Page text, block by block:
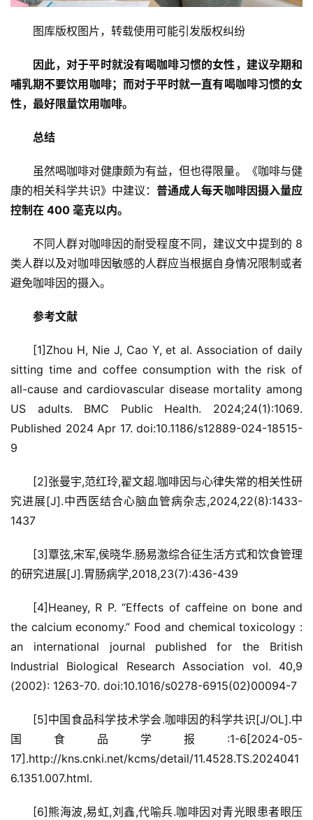
图库版权图片，转载使用可能引发版权纠纷
因此，对于平时就没有喝咖啡习惯的女性，建议孕期和
哺乳期不要饮用咖啡；而对于平时就一直有喝咖啡习惯的女
性，最好限量饮用咖啡。
总结
虽然喝咖啡对健康颇为有益，但也得限量。《咖啡与健
康的相关科学共识》中建议：普通成人每天咖啡因摄入量应
控制在 400 毫克以内。
不同人群对咖啡因的耐受程度不同，建议文中提到的 8
类人群以及对咖啡因敏感的人群应当根据自身情况限制或者
避免咖啡因的摄入。
参考文献
[1]Zhou H, Nie J, Cao Y, et al. Association of daily
sitting time and coffee consumption with the risk of
all-cause and cardiovascular disease mortality among
US adults. BMC Public Health. 2024;24(1):1069.
Published 2024 Apr 17. doi:10.1186/s12889-024-18515-
9
[2]张曼宇,范红玲,翟文超.咖啡因与心律失常的相关性研
究进展[J].中西医结合心脑血管病杂志,2024,22(8):1433-
1437
[3]覃弦,宋军,侯晓华.肠易激综合征生活方式和饮食管理
的研究进展[J].胃肠病学,2018,23(7):436-439
[4]Heaney, R P. “Effects of caffeine on bone and
the calcium economy.” Food and chemical toxicology :
an international journal published for the British
Industrial Biological Research Association vol. 40,9
(2002): 1263-70. doi:10.1016/s0278-6915(02)00094-7
[5]中国食品科学技术学会.咖啡因的科学共识[J/OL].中
国食品学报:1-6[2024-05-
17].http://kns.cnki.net/kcms/detail/11.4528.TS.2024041
6.1351.007.html.
[6]熊海波,易虹,刘鑫,代喻兵.咖啡因对青光眼患者眼压